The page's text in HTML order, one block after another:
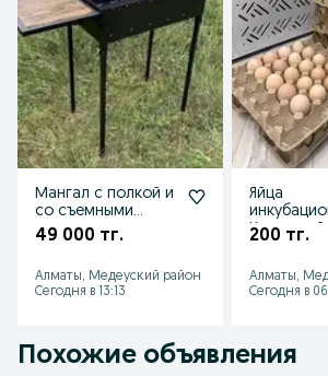
Мангал с полкой и
со съемными
ножками
49 000 тг.
Алматы, Медеуский район
Сегодня в 13:13
Яйца
Кучинский
200 тг.
Алматы,
Сегодня в
Похожие объявления